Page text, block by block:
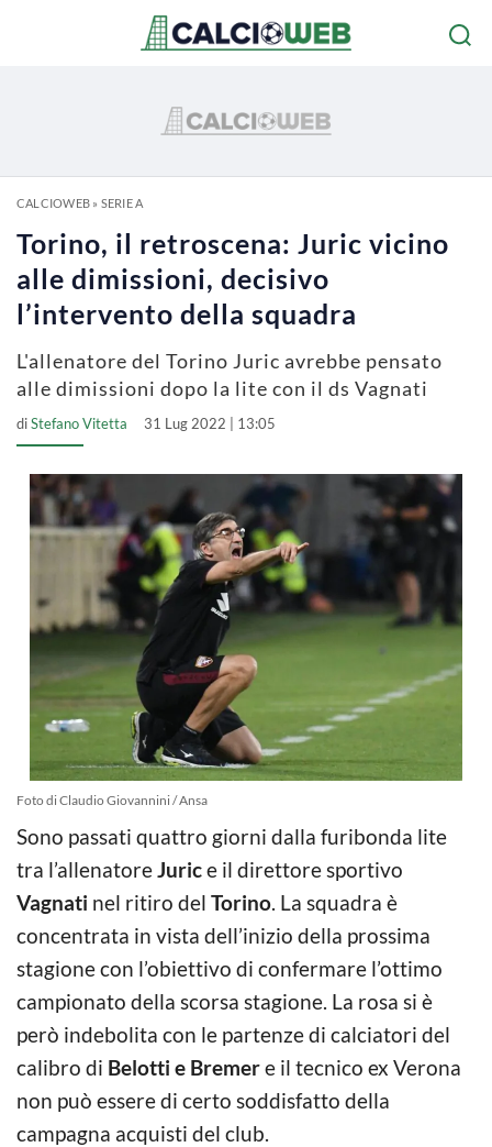
CALCIOWEB» SERIE A
Torino, il retroscena: Juric vicino
alle dimissioni, decisivo
l’intervento della squadra
L'allenatore del Torino Juric avrebbe pensato
alle dimissioni dopo la lite con il ds Vagnati
diStefano Vitetta 31 Lug 2022 | 13:05
Foto di Claudio Giovannini / Ansa
Sono passati quattro giorni dalla furibonda lite
tra l’allenatoreJurice il direttore sportivo
Vagnati nel ritiro del Torino. La squadra è
concentrata in vista dell’inizio della prossima
stagione con l’obiettivo di confermare l’ottimo
campionato della scorsa stagione. La rosa si è
però indebolita con le partenze di calciatori del
calibro di Belotti e Bremere il tecnico ex Verona
non può essere di certo soddisfatto della
campagna acquisti del club.